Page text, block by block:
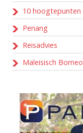
10 hoogtepunten
Penang
Reisadvies
Maleisisch Borneo